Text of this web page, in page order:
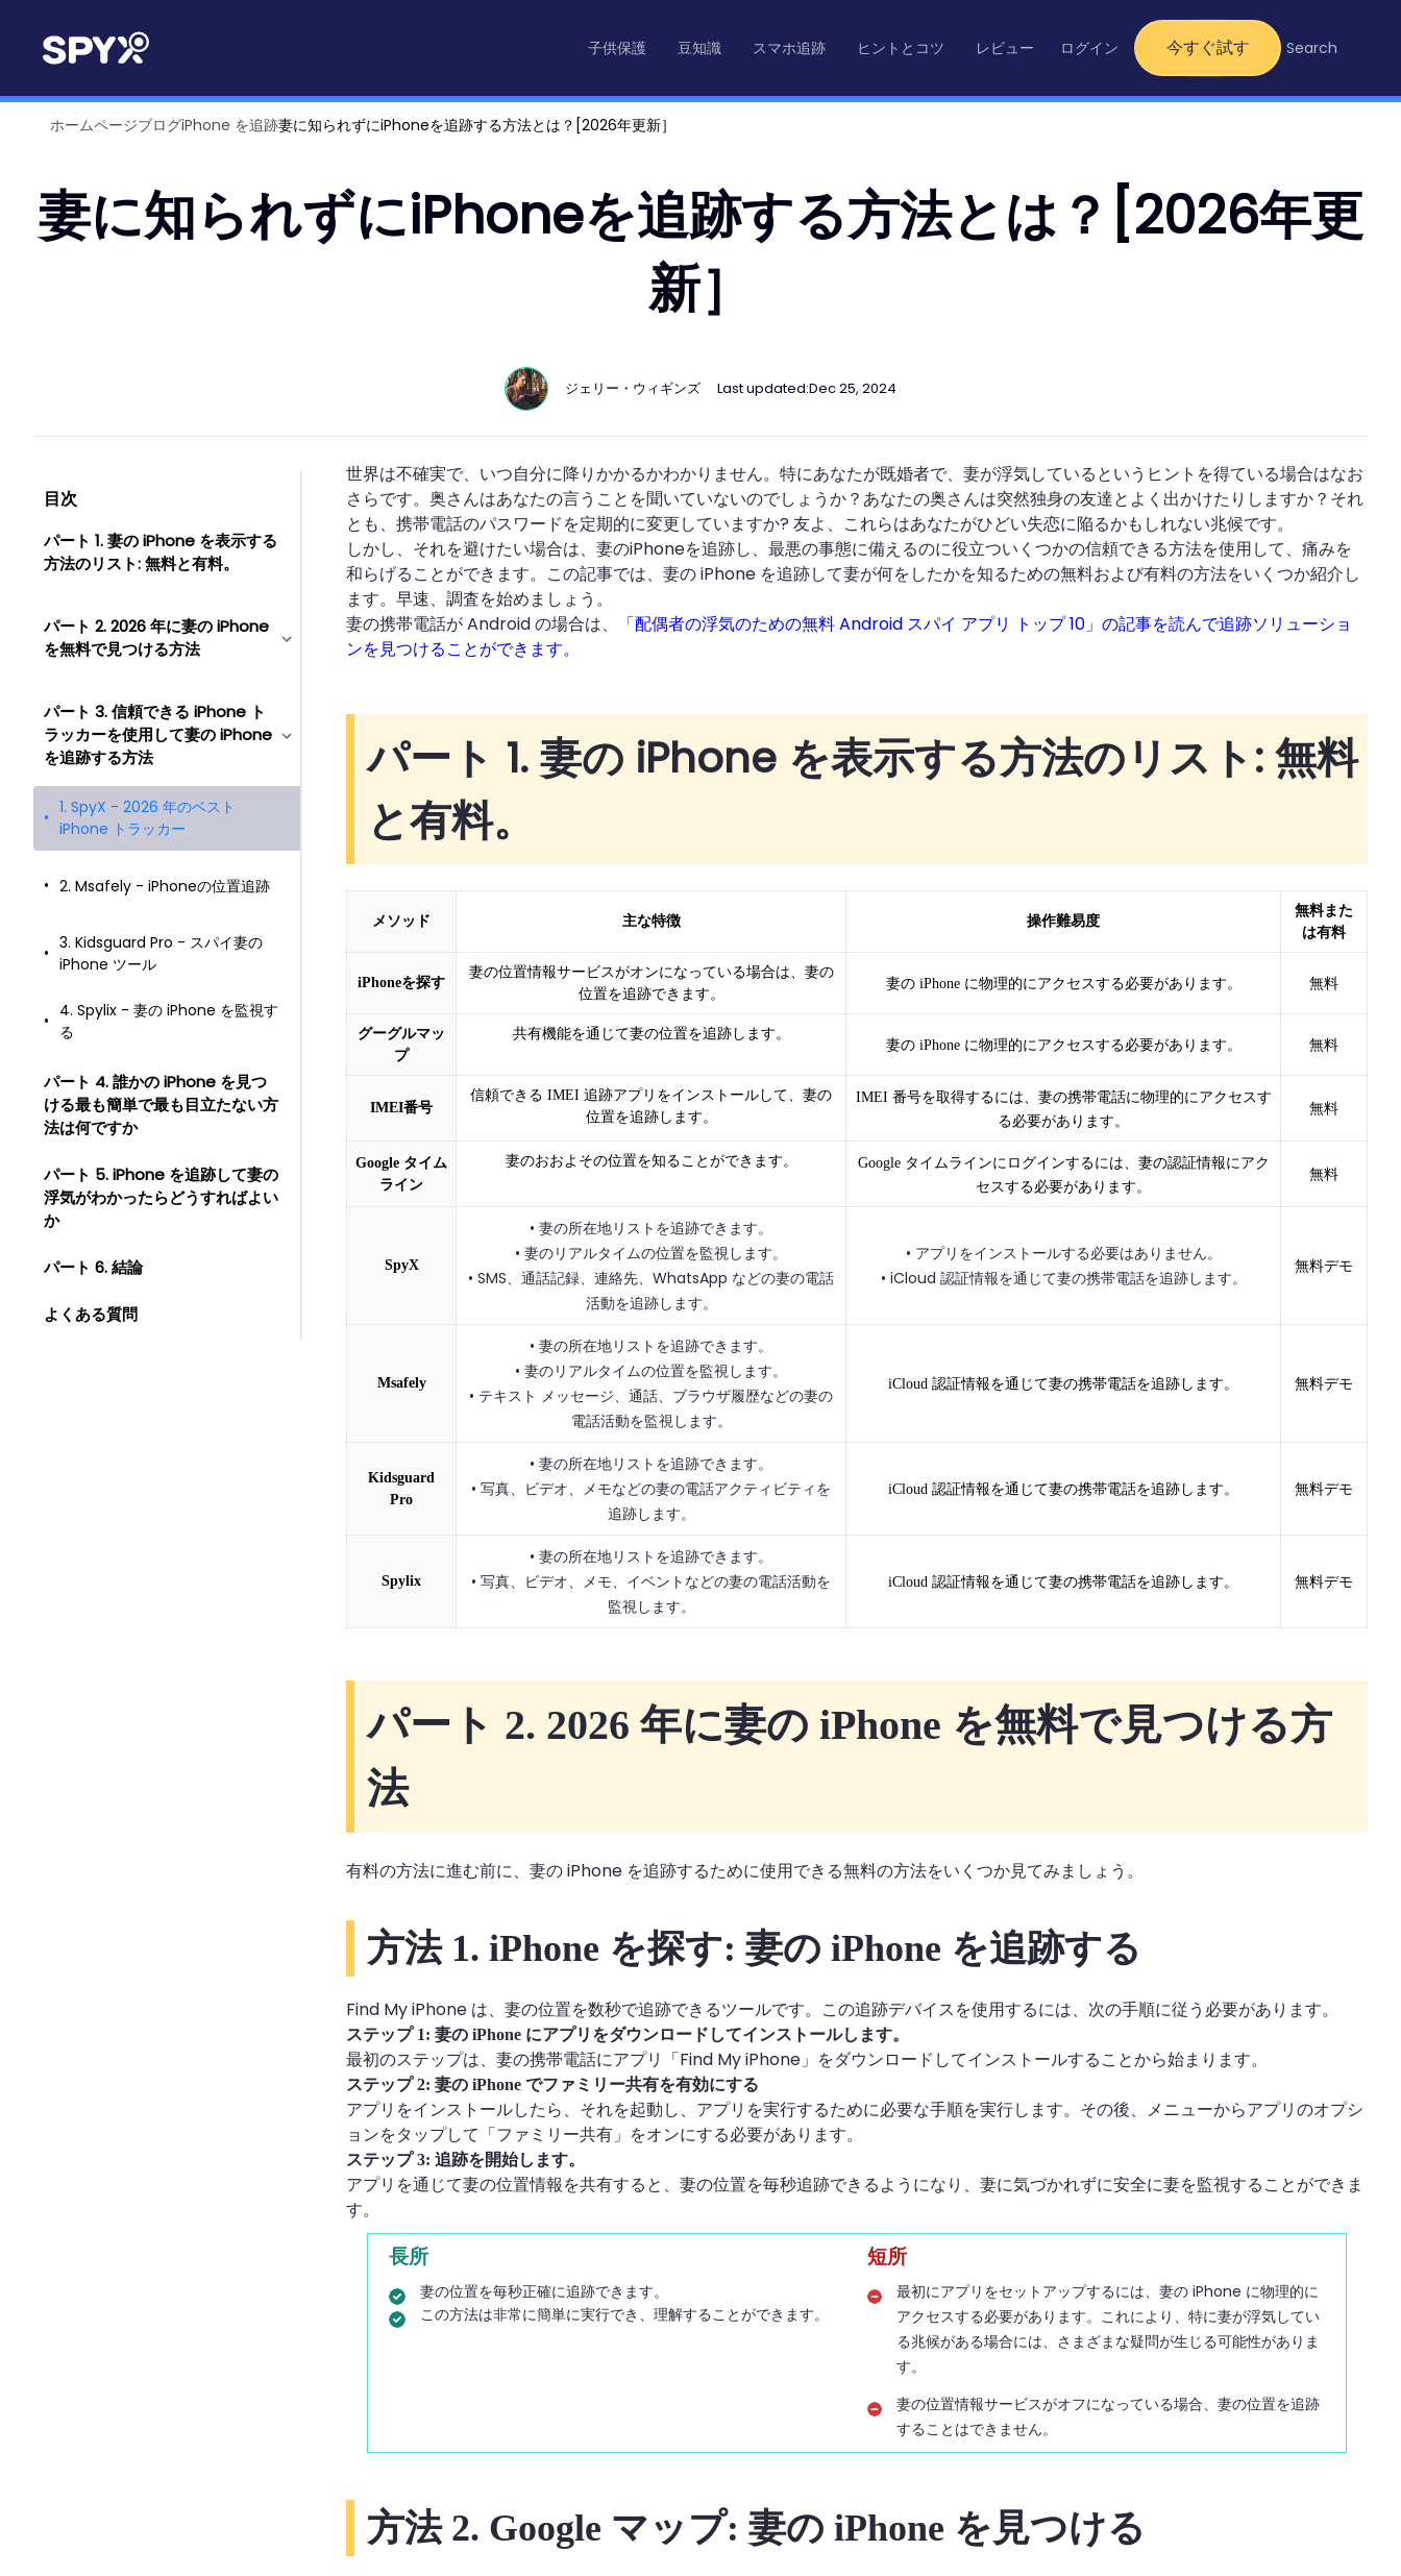
子供保護 豆知識 スマホ追跡 ヒントとコツ レビュー ログイン 今すぐ試す Search
ホームページブログiPhone を追跡妻に知られずにiPhoneを追跡する方法とは？[2026年更新］
妻に知られずにiPhoneを追跡する方法とは？[2026年更
新］
ジェリー・ウィギンズ Last updated:Dec 25, 2024
目次
パート 1. 妻の iPhone を表示する
方法のリスト: 無料と有料。
パート 2. 2026 年に妻の iPhone
を無料で見つける方法
パート 3. 信頼できる iPhone ト
ラッカーを使用して妻の iPhone
を追跡する方法
1. SpyX - 2026 年のベスト
iPhone トラッカー
2. Msafely - iPhoneの位置追跡
3. Kidsguard Pro - スパイ妻の
iPhone ツール
4. Spylix - 妻の iPhone を監視す
る
パート 4. 誰かの iPhone を見つ
ける最も簡単で最も目立たない方
法は何ですか
パート 5. iPhone を追跡して妻の
浮気がわかったらどうすればよい
か
パート 6. 結論
よくある質問
世界は不確実で、いつ自分に降りかかるかわかりません。特にあなたが既婚者で、妻が浮気しているというヒントを得ている場合はなお
さらです。奥さんはあなたの言うことを聞いていないのでしょうか？あなたの奥さんは突然独身の友達とよく出かけたりしますか？それ
とも、携帯電話のパスワードを定期的に変更していますか? 友よ、これらはあなたがひどい失恋に陥るかもしれない兆候です。
しかし、それを避けたい場合は、妻のiPhoneを追跡し、最悪の事態に備えるのに役立ついくつかの信頼できる方法を使用して、痛みを
和らげることができます。この記事では、妻の iPhone を追跡して妻が何をしたかを知るための無料および有料の方法をいくつか紹介し
ます。早速、調査を始めましょう。
妻の携帯電話が Android の場合は、「配偶者の浮気のための無料 Android スパイ アプリ トップ 10」の記事を読んで追跡ソリューショ
ンを見つけることができます。
パート 1. 妻の iPhone を表示する方法のリスト: 無料
と有料。
メソッド 主な特徴 操作難易度
無料また
は有料
iPhoneを探す
妻の位置情報サービスがオンになっている場合は、妻の
位置を追跡できます。
妻の iPhone に物理的にアクセスする必要があります。 無料
グーグルマッ
プ
共有機能を通じて妻の位置を追跡します。
妻の iPhone に物理的にアクセスする必要があります。 無料
IMEI番号
信頼できる IMEI 追跡アプリをインストールして、妻の
位置を追跡します。
IMEI 番号を取得するには、妻の携帯電話に物理的にアクセスす
る必要があります。
無料
Google タイム
ライン
妻のおおよその位置を知ることができます。
Google タイムラインにログインするには、妻の認証情報にアク
セスする必要があります。
無料
SpyX
• 妻の所在地リストを追跡できます。
• 妻のリアルタイムの位置を監視します。
• SMS、通話記録、連絡先、WhatsApp などの妻の電話
活動を追跡します。
• アプリをインストールする必要はありません。
• iCloud 認証情報を通じて妻の携帯電話を追跡します。
無料デモ
Msafely
• 妻の所在地リストを追跡できます。
• 妻のリアルタイムの位置を監視します。
• テキスト メッセージ、通話、ブラウザ履歴などの妻の
電話活動を監視します。
iCloud 認証情報を通じて妻の携帯電話を追跡します。 無料デモ
Kidsguard
Pro
• 妻の所在地リストを追跡できます。
• 写真、ビデオ、メモなどの妻の電話アクティビティを
追跡します。
iCloud 認証情報を通じて妻の携帯電話を追跡します。 無料デモ
Spylix
• 妻の所在地リストを追跡できます。
• 写真、ビデオ、メモ、イベントなどの妻の電話活動を
監視します。
iCloud 認証情報を通じて妻の携帯電話を追跡します。 無料デモ
パート 2. 2026 年に妻の iPhone を無料で見つける方
法
有料の方法に進む前に、妻の iPhone を追跡するために使用できる無料の方法をいくつか見てみましょう。
方法 1. iPhone を探す: 妻の iPhone を追跡する
Find My iPhone は、妻の位置を数秒で追跡できるツールです。この追跡デバイスを使用するには、次の手順に従う必要があります。
ステップ 1: 妻の iPhone にアプリをダウンロードしてインストールします。
最初のステップは、妻の携帯電話にアプリ「Find My iPhone」をダウンロードしてインストールすることから始まります。
ステップ 2: 妻の iPhone でファミリー共有を有効にする
アプリをインストールしたら、それを起動し、アプリを実行するために必要な手順を実行します。その後、メニューからアプリのオプシ
ョンをタップして「ファミリー共有」をオンにする必要があります。
ステップ 3: 追跡を開始します。
アプリを通じて妻の位置情報を共有すると、妻の位置を毎秒追跡できるようになり、妻に気づかれずに安全に妻を監視することができま
す。
長所
妻の位置を毎秒正確に追跡できます。
この方法は非常に簡単に実行でき、理解することができます。
短所
最初にアプリをセットアップするには、妻の iPhone に物理的に
アクセスする必要があります。これにより、特に妻が浮気してい
る兆候がある場合には、さまざまな疑問が生じる可能性がありま
す。
妻の位置情報サービスがオフになっている場合、妻の位置を追跡
することはできません。
方法 2. Google マップ: 妻の iPhone を見つける